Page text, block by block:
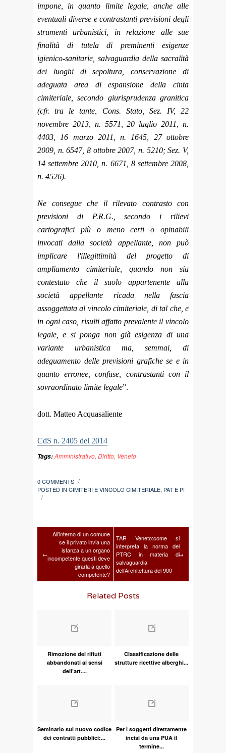
impone, in quanto limite legale, anche alle
eventuali diverse e contrastanti previsioni degli
strumenti urbanistici, in relazione alle sue
finalità di tutela di preminenti esigenze
igienico-sanitarie, salvaguardia della sacralità
dei luoghi di sepoltura, conservazione di
adeguata area di espansione della cinta
cimiteriale, secondo giurisprudenza granitica
(cfr. tra le tante, Cons. Stato, Sez. IV, 22
novembre 2013, n. 5571, 20 luglio 2011, n.
4403, 16 marzo 2011, n. 1645, 27 ottobre
2009, n. 6547, 8 ottobre 2007, n. 5210; Sez. V,
14 settembre 2010, n. 6671, 8 settembre 2008,
n. 4526).
Ne consegue che il rilevato contrasto con
previsioni di P.R.G., secondo i rilievi
cartografici più o meno certi o opinabili
invocati dalla società appellante, non può
implicare l'illegittimità del progetto di
ampliamento cimiteriale, quando non sia
contestato che il suolo appartenente alla
società appellante ricada nella fascia
assoggettata al vincolo cimiteriale, di tal che, e
in ogni caso, risulti affatto prevalente il vincolo
legale, e si ponga non già esigenza di una
variante urbanistica ma, semmai, di
adeguamento delle previsioni grafiche se e in
quanto erronee, confuse, contrastanti con il
sovraordinato limite legale”.
dott. Matteo Acquasaliente
CdS n. 2405 del 2014
Tags:Amministrativo, Diritto, Veneto
0 COMMENTS /
POSTED IN CIMITERI E VINCOLO CIMITERIALE, PAT E PI
/
←
All’interno di un comune
se il privato invia una
istanza a un organo
incompetente questi deve
girarla a quello
competente?
TAR Veneto:come si
interpreta la norma del
PTRC in materia di
salvaguardia
dell’Architettura del 900
→
Related Posts
Rimozione dei rifiuti
abbandonati ai sensi
dell’art....
Classificazione delle
strutture ricettive alberghi...
Seminario sul nuovo codice
dei contratti pubblici:...
Per i soggetti direttamente
incisi da una PUA il
termine...